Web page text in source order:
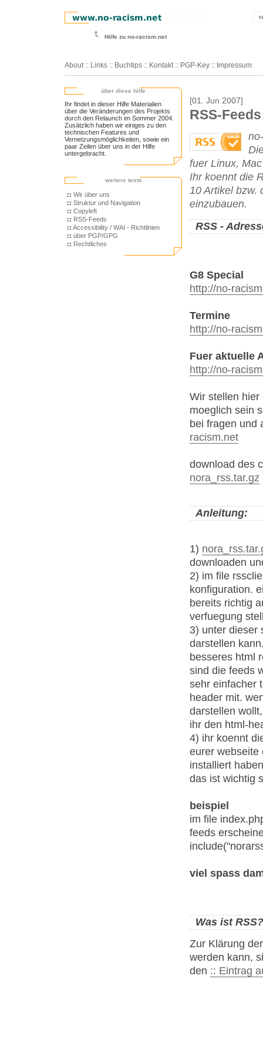
Hilfe zu no-racism.net
About :: Links :: Buchtips :: Kontakt :: PGP-Key :: Impressum
über diese hilfe
Ihr findet in dieser Hilfe Materialien
über die Veränderungen des Projekts
durch den Relaunch im Sommer 2004.
Zusätzlich haben wir einiges zu den
technischen Features und
Vernetzungsmöglichkeiten, sowie ein
paar Zeilen über uns in der Hilfe
untergebracht.
weitere texte
:: Wir über uns
:: Struktur und Navigation
:: Copyleft
:: RSS-Feeds
:: Accessibility / WAI - Richtlinien
:: über PGP/GPG
:: Rechtliches
[01. Jun 2007]
RSS-Feeds
fuer Linux,
Ihr koennt die
10 Artikel bzw.
einzubauen.
RSS -
G8 Special
http://no-
Termine
http://no-
Fuer aktuelle
http://no-
Wir stellen hier
moeglich sein
bei fragen und
racism.net
download des
nora_rss.tar.gz
Anleitung:
1)
downloaden
2) im file
konfiguration.
bereits richtig
verfuegung
3) unter dieser
darstellen
besseres html
sind die feeds
sehr einfacher
header mit.
darstellen
ihr den html-
4) ihr koennt
eurer webseite
installiert
das ist wichtig
beispiel
im file
feeds
viel spass
Was ist RSS?
Zur Klärung
werden kann,
den :: Eintrag